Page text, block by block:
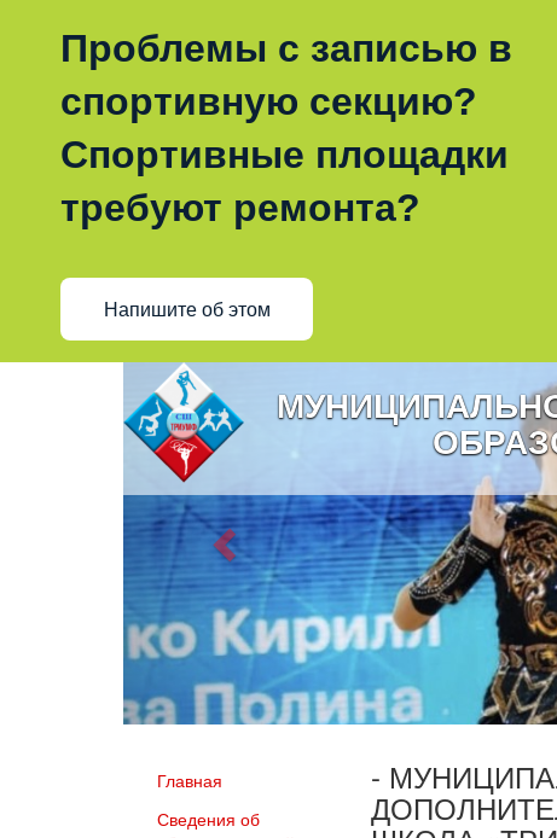
Проблемы с записью в
спортивную секцию?
Спортивные площадки
требуют ремонта?
Напишите об этом
Главная
Сведения об
-